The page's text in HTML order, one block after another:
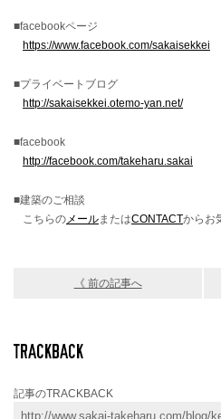
■facebookページ
https://www.facebook.com/sakaisekkei
■プライベートブログ
http://sakaisekkei.otemo-yan.net/
■facebook
http://facebook.com/takeharu.sakai
■建築のご相談
こちらのメールまたはCONTACTからお
《 前の記事へ
記事のTRACKBACK